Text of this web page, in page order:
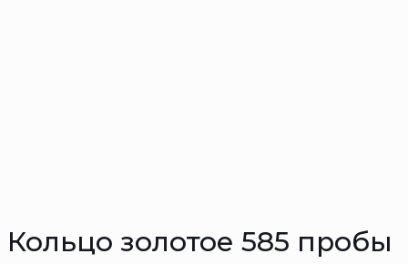
Кольцо золотое 585 пробы